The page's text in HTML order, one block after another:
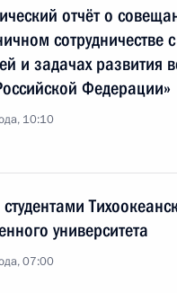
отчёт о
сотрудничестве
и задачах развития
Федерации»
10:10
университета
07:00